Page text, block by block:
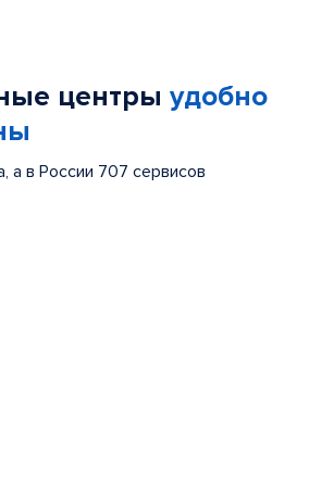
центры удобно
а в России 707 сервисов